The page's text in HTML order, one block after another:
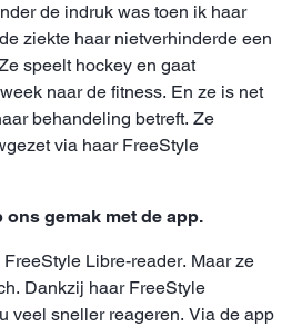
de indruk was toen ik haar
ziekte haar nietverhinderde een
speelt hockey en gaat
naar de fitness. En ze is net
behandeling betreft. Ze
via haar FreeStyle
ons gemak met de app.
Libre-reader. Maar ze
Dankzij haar FreeStyle
veel sneller reageren. Via de app